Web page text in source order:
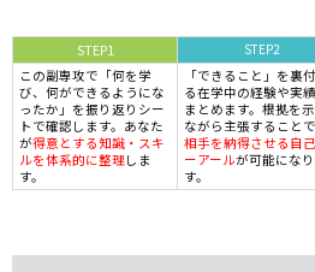
STEP1 STEP2
この副専攻で「何を学
び、何ができるようにな
ったか」を振り返りシー
トで確認します。あなた
が得意とする知識・スキ
ルを体系的に整理しま
す。
「できること」を裏
る在学中の経験や実
まとめます。根拠を
ながら主張することで
相手を納得させる自
ーアールが可能にな
す。